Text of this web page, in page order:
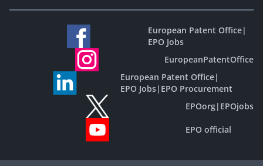
European Patent Office|
EPO Jobs
EuropeanPatentOffice
European Patent Office|
EPO Jobs| EPO Procurement
EPOorg| EPOjobs
EPO official